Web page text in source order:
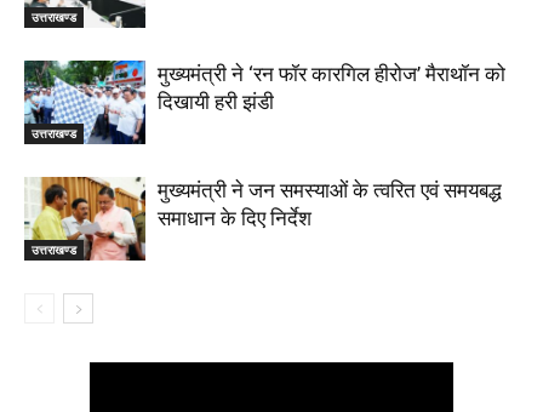
उत्तराखण्ड
उत्तराखण्ड
मुख्यमंत्री ने ‘रन फॉर कारगिल हीरोज’ मैराथॉन को
दिखायी हरी झंडी
उत्तराखण्ड
मुख्यमंत्री ने जन समस्याओं के त्वरित एवं समयबद्ध
समाधान के दिए निर्देश